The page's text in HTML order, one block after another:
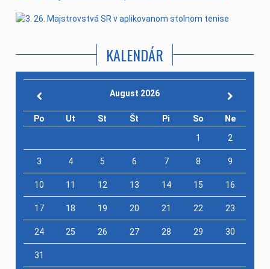
KALENDÁR
August 2026
Po Ut St Št Pi So
Ne
1
2
3 4 5 6 7 8 9
10 11 12 13 14 15 16
17 18 19 20 21 22 23
24 25 26 27 28 29 30
31